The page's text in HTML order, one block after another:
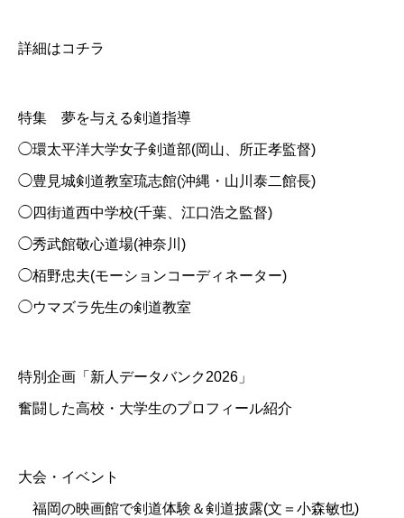
詳細はコチラ
特集 夢を与える剣道指導
◯環太平洋大学女子剣道部(岡山、所正孝監督)
◯豊見城剣道教室琉志館(沖縄・山川泰二館長)
◯四街道西中学校(千葉、江口浩之監督)
◯秀武館敬心道場(神奈川)
◯栢野忠夫(モーションコーディネーター)
◯ウマズラ先生の剣道教室
特別企画「新人データバンク2026」
奮闘した高校・大学生のプロフィール紹介
大会・イベント
福岡の映画館で剣道体験＆剣道披露(文＝小森敏也)